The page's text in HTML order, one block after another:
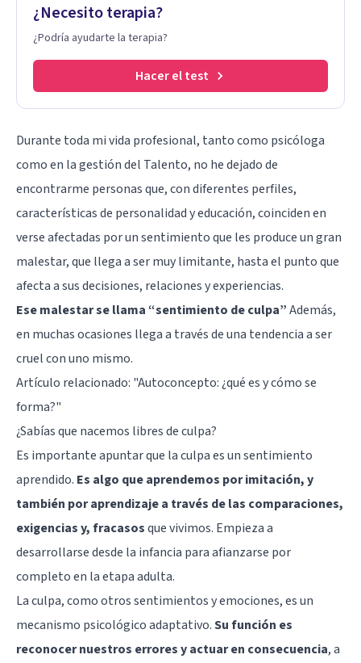
¿Necesito terapia?
¿Podría ayudarte la terapia?
Hacer el test
Durante toda mi vida profesional, tanto como psicóloga
como en la gestión del Talento, no he dejado de
encontrarme personas que, con diferentes perfiles,
características de personalidad y educación, coinciden en
verse afectadas por un sentimiento que les produce un gran
malestar, que llega a ser muy limitante, hasta el punto que
afecta a sus decisiones, relaciones y experiencias.
Ese malestar se llama “sentimiento de culpa”Además,
en muchas ocasiones llega a través de una tendencia a ser
cruel con uno mismo.
Artículo relacionado: "Autoconcepto: ¿qué es y cómo se
forma?"
¿Sabías que nacemos libres de culpa?
Es importante apuntar que la culpa es un sentimiento
aprendido. Es algo que aprendemos por imitación, y
también por aprendizaje a través de las comparaciones,
exigencias y, fracasosque vivimos. Empieza a
desarrollarse desde la infancia para afianzarse por
completo en la etapa adulta.
La culpa, como otros sentimientos y emociones, es un
mecanismo psicológico adaptativo.Su función es
reconocer nuestros errores y actuar en consecuencia, a